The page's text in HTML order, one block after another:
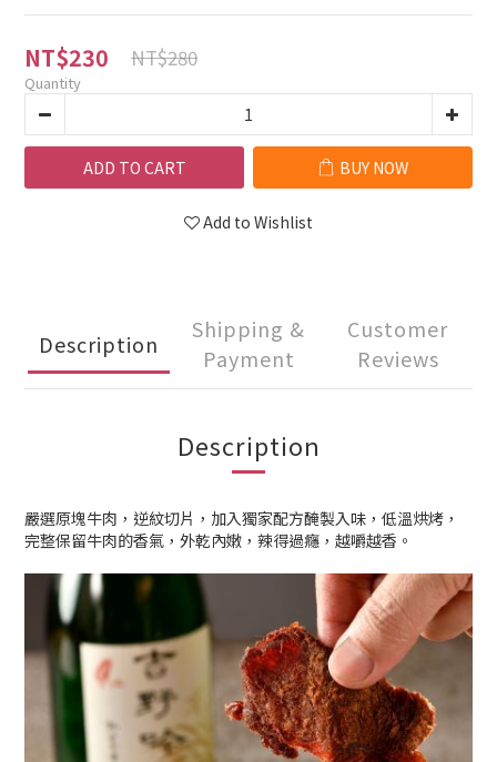
NT$230 NT$280
Quantity
ADD TO CART BUY NOW
Add to Wishlist
Description
Shipping &
Payment
Customer
Reviews
Description
嚴選原塊牛肉，逆紋切片，加入獨家配方醃製入味，低溫烘烤，
完整保留牛肉的香氣，外乾內嫩，辣得過癮，越嚼越香。